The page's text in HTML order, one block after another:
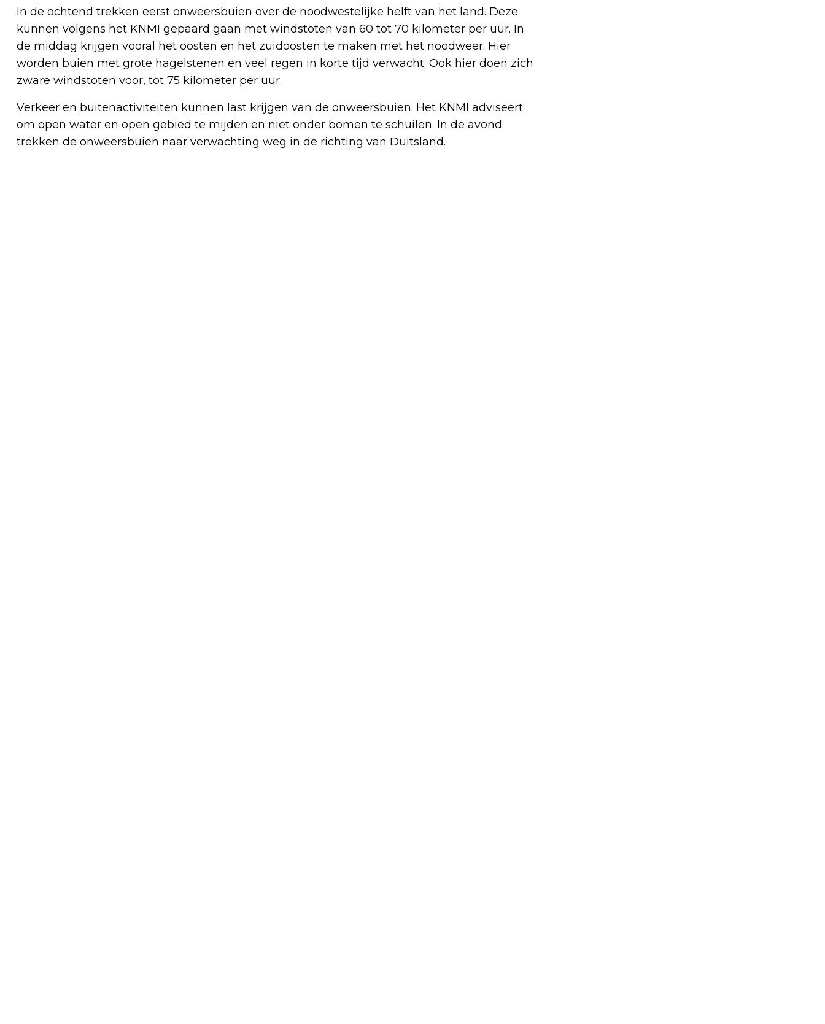
In de ochtend trekken eerst onweersbuien over de noodwestelijke helft van het land. Deze
kunnen volgens het KNMI gepaard gaan met windstoten van 60 tot 70 kilometer per uur. In
de middag krijgen vooral het oosten en het zuidoosten te maken met het noodweer. Hier
worden buien met grote hagelstenen en veel regen in korte tijd verwacht. Ook hier doen zich
zware windstoten voor, tot 75 kilometer per uur.
Verkeer en buitenactiviteiten kunnen last krijgen van de onweersbuien. Het KNMI adviseert
om open water en open gebied te mijden en niet onder bomen te schuilen. In de avond
trekken de onweersbuien naar verwachting weg in de richting van Duitsland.